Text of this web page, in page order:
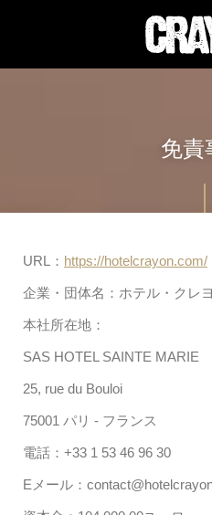
免責
URL： https://hotelcrayon.com/
企業・団体名：ホテル・クレ
本社所在地：
SAS HOTEL SAINTE MARIE
25, rue du Bouloi
75001 パリ - フランス
電話：+33 1 53 46 96 30
Eメール：